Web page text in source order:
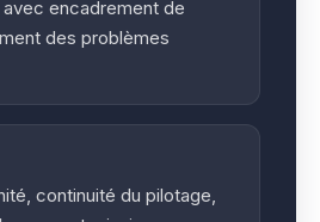
encadrement de
des problèmes
continuité du pilotage,